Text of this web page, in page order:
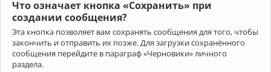
Что означает кнопка «Сохранить» при
создании сообщения?
Эта кнопка позволяет вам сохранять сообщения для того, чтобы
закончить и отправить их позже. Для загрузки сохранённого
сообщения перейдите в параграф «Черновики» личного
раздела.